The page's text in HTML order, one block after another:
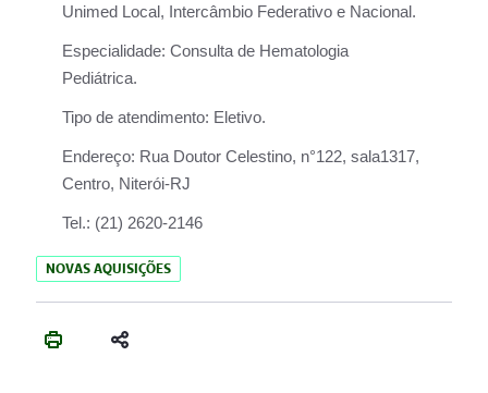
Unimed Local, Intercâmbio Federativo e Nacional.
Especialidade: Consulta de Hematologia
Pediátrica.
Tipo de atendimento: Eletivo.
Endereço: Rua Doutor Celestino, n°122, sala1317,
Centro, Niterói-RJ
Tel.: (21) 2620-2146
NOVAS AQUISIÇÕES